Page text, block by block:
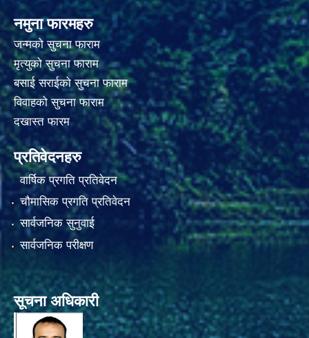
नमुना फारमहरु
जन्मको सुचना फाराम
मृत्युको सुचना फाराम
बसाई सराईको सुचना फाराम
विवाहको सुचना फाराम
दखास्त फारम
प्रतिवेदनहरु
वार्षिक प्रगति प्रतिवेदन
चौमासिक प्रगति प्रतिवेदन
सार्वजनिक सुनुवाई
सार्वजनिक परीक्षण
सूचना अधिकारी